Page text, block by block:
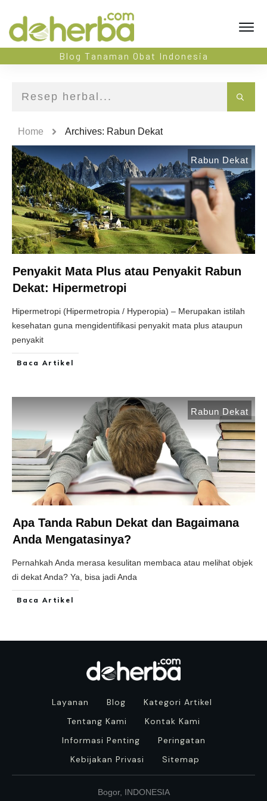
Blog Tanaman Obat Indonesia
Home Archives: Rabun Dekat
Rabun Dekat
Penyakit Mata Plus atau Penyakit Rabun
Dekat: Hipermetropi
Hipermetropi (Hipermetropia / Hyperopia) – Merupakan istilah
kesehatan guna mengidentifikasi penyakit mata plus ataupun
penyakit
Baca Artikel
Rabun Dekat
Apa Tanda Rabun Dekat dan Bagaimana
Anda Mengatasinya?
Pernahkah Anda merasa kesulitan membaca atau melihat objek
di dekat Anda? Ya, bisa jadi Anda
Baca Artikel
Layanan Blog
Kategori Artikel
Tentang Kami
Kontak Kami
Informasi Penting
Peringatan
Kebijakan Privasi
Sitemap
Bogor, INDONESIA